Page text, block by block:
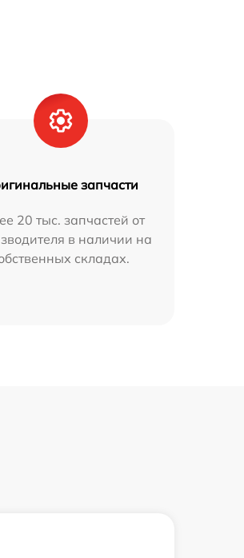
запчасти
20 тыс. запчастей от
в наличии на
складах.